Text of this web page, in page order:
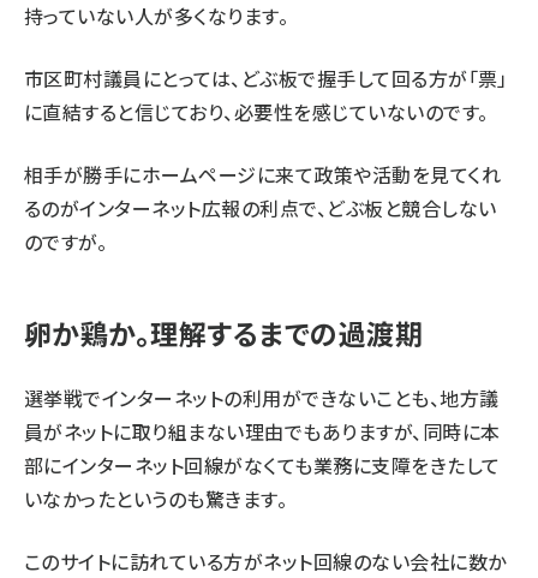
持っていない人が多くなります。
市区町村議員にとっては、どぶ板で握手して回る方が「票」
に直結すると信じており、必要性を感じていないのです。
相手が勝手にホームページに来て政策や活動を見てくれ
るのがインターネット広報の利点で、どぶ板と競合しない
のですが。
卵か鶏か。理解するまでの過渡期
選挙戦でインターネットの利用ができないことも、地方議
員がネットに取り組まない理由でもありますが、同時に本
部にインターネット回線がなくても業務に支障をきたして
いなかったというのも驚きます。
このサイトに訪れている方がネット回線のない会社に数か